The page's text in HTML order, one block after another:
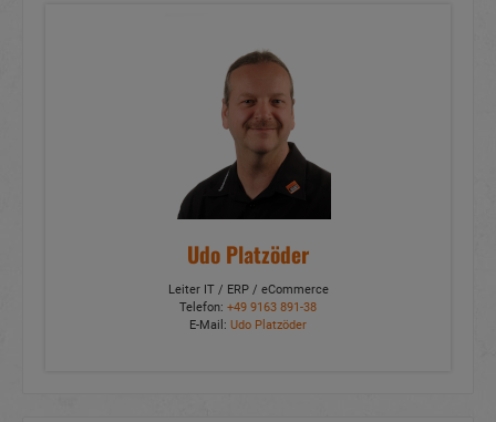
Udo Platzöder
Leiter IT / ERP / eCommerce
Telefon: +49 9163 891-38
E-Mail: Udo Platzöder